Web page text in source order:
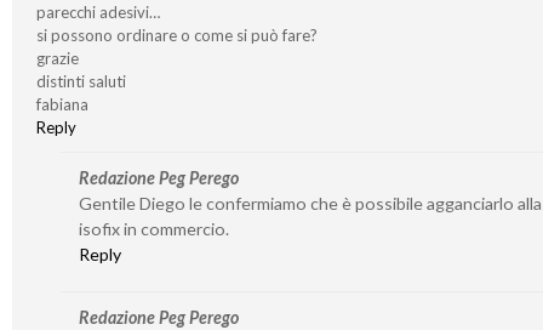
parecchi adesivi…
si possono ordinare o come si può fare?
grazie
distinti saluti
fabiana
Reply
Redazione Peg Perego
Gentile Diego le confermiamo che è possibile agganciarlo
isofix in commercio.
Reply
Redazione Peg Perego